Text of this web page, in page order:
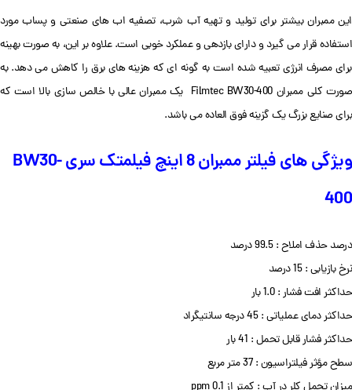
این ممبران بیشتر برای تولید و تهیه آب شرب، تصفیه اب های صنعتی و پساب مورد
استفاده قرار می گیرد و دارای بازدهی و عملکرد خوبی است. علاوه بر این، به صورت بهینه
برای مصرف انرژی تعبیه شده است به گونه ای که هزینه های برق را کاهش می دهد. به
صورت کلی ممبران Filmtec BW30-400 یک ممبران عالی با خالص سازی بالا است که
برای صنایع بزرگ یک گزینه فوق العاده می باشد.
ویژگی های فیلتر ممبران 8 اینچ فیلمتک سری BW30-
400
درصد حذف املاح : 99.5 درصد
نرخ بازیابی : 15 درصد
حداکثر افت فشار : 1.0 بار
حداکثر دمای عملیاتی : 45 درجه سانتیگراد
حداکثر فشار قابل تحمل : 41 بار
سطح مؤثر فیلتراسیون : 37 متر مربع